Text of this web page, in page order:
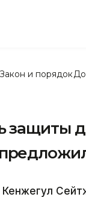
Закон и порядок
защиты